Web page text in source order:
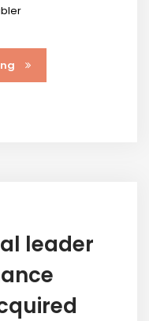
leader